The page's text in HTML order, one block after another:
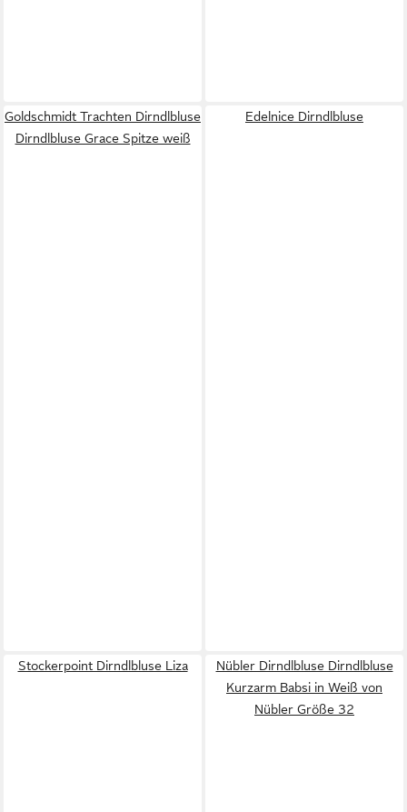
Goldschmidt Trachten Dirndlbluse
Dirndlbluse Grace Spitze weiß
Edelnice Dirndlbluse
Stockerpoint Dirndlbluse Liza
Nübler Dirndlbluse Dirndlbluse
Kurzarm Babsi in Weiß von
Nübler Größe 32